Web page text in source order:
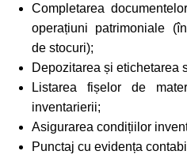
Completarea
operațiuni patrimoniale
de stocuri);
Depozitarea și etichetarea
Listarea fișelor de
inventarierii;
Asigurarea condițiilor
Punctaj cu evidența